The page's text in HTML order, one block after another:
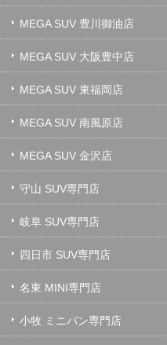
MEGA SUV 豊川御油店
MEGA SUV 大阪豊中店
MEGA SUV 東福岡店
MEGA SUV 南風原店
MEGA SUV 金沢店
守山 SUV専門店
岐阜 SUV専門店
四日市 SUV専門店
名東 MINI専門店
小牧 ミニバン専門店